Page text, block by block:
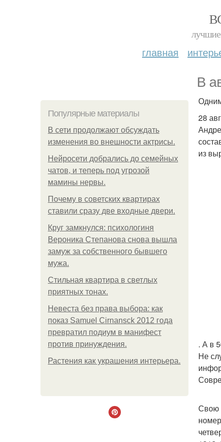
лучшие
главная
В
Популярные материалы
В сети продолжают обсуждать
изменения во внешности актрисы.
Нейросети добрались до семейных
чатов, и теперь под угрозой
мамины нервы.
Почему в советских квартирах
ставили сразу две входные двери.
Круг замкнулся: психологиня
Вероника Степанова снова вышла
замуж за собственного бывшего
мужа.
Стильная квартира в светлых
приятных тонах.
Невеста без права выбора: как
показ Samuel Cirnansck 2012 года
превратил подиум в манифест
против принуждения.
Растения как украшения интерьера.
28
из
. А в
Не
Свою